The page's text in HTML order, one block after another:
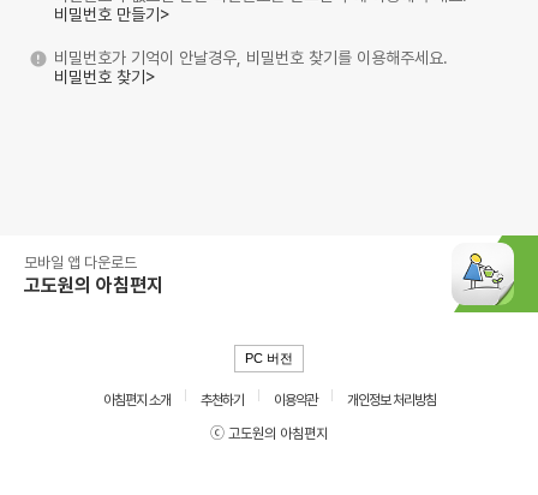
비밀번호 만들기>
비밀번호가 기억이 안날경우, 비밀번호 찾기를 이용해주세요.
비밀번호 찾기>
모바일 앱 다운로드
고도원의 아침편지
PC 버전
아침편지 소개 추천하기 이용약관
개인정보 처리방침
ⓒ 고도원의 아침편지